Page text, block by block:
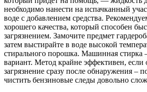
необходимо нанести на испачканный
воде с добавлением средства.
хорошего качества, который способен
загрязнением. Замочите предмет
затем выстирайте в воде высокой
стирального порошка. Машинная стирка
вариант. Метод крайне эффективен, если
загрязнение сразу после обнаружения –
чистить бензиновые следы довольно